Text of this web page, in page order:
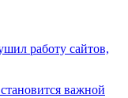
работу сайтов,
важной